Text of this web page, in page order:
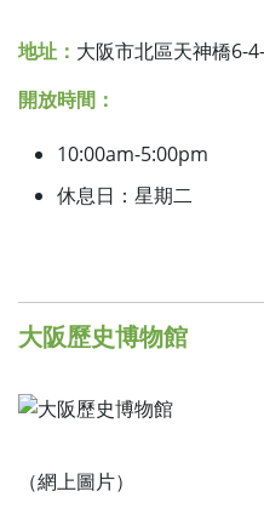
地址： 大阪市北區天神橋6-
開放時間：
10:00am-5:00pm
休息日：星期二
大阪歷史博物館
（網上圖片）